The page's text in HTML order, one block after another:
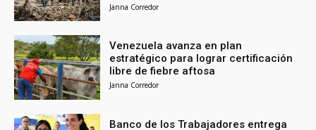
Janna Corredor
Venezuela avanza en plan
estratégico para lograr certificación
libre de fiebre aftosa
Janna Corredor
Banco de los Trabajadores entrega